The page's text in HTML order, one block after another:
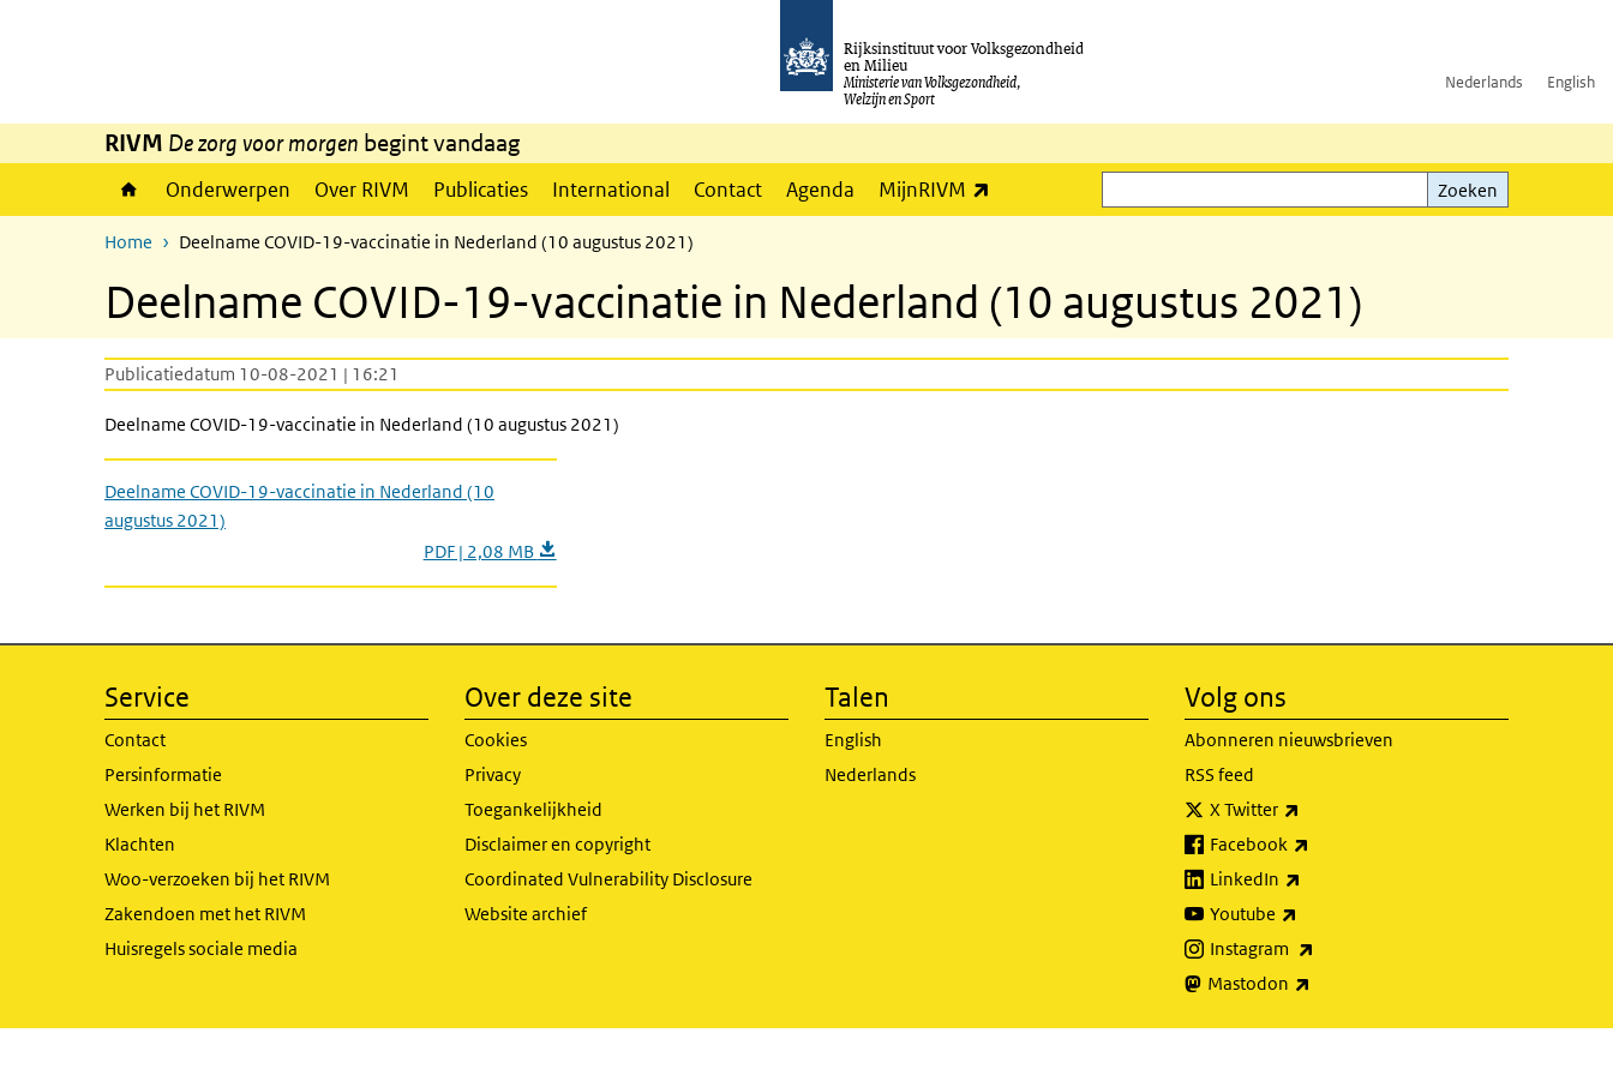
Rijksinstituut voor Volksgezondheid
en Milieu
Ministerie van Volksgezondheid,
Welzijn en Sport
Nederlands English
RIVM De zorg voor morgen begint vandaag
Onderwerpen Over RIVM Publicaties International Contact Agenda MijnRIVM
Zoeken
Zoeken
Home Deelname COVID-19-vaccinatie in Nederland (10 augustus 2021)
Deelname COVID-19-vaccinatie in Nederland (10 augustus 2021)
Publicatiedatum 10-08-2021 | 16:21
Deelname COVID-19-vaccinatie in Nederland (10 augustus 2021)
Deelname COVID-19-vaccinatie in Nederland (10
augustus 2021)
PDF | 2,08 MB
Service
Contact
Persinformatie
Werken bij het RIVM
Klachten
Woo-verzoeken bij het RIVM
Zakendoen met het RIVM
Huisregels sociale media
Over deze site
Cookies
Privacy
Toegankelijkheid
Disclaimer en copyright
Coordinated Vulnerability Disclosure
Website archief
Talen
English
Nederlands
Volg ons
Abonneren nieuwsbrieven
RSS feed
X Twitter
Facebook
LinkedIn
Youtube
Instagram
Mastodon